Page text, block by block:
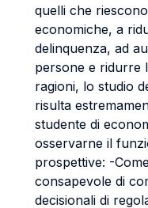
quelli che
economiche, a
delinquenza, ad
persone e ridurre
ragioni, lo studio
risulta
studente di
osservarne il
prospettive: -
consapevole di
decisionali di